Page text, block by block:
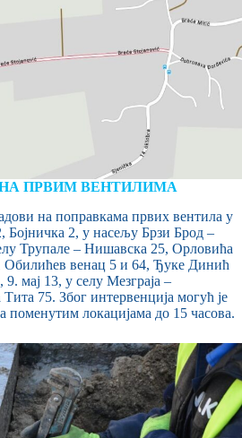
ПРВИМ ВЕНТИЛИМА
на поправкама првих вентила у
Бојничка 2, у насељу Брзи Брод –
Трупале – Нишавска 25, Орловића
венац 5 и 64, Ђуке Динић
мај 13, у селу Мезграја –
75. Због интервенција могућ је
поменутим локацијама до 15 часова.